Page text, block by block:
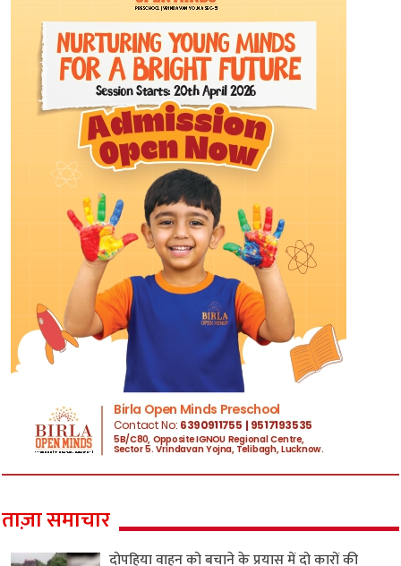
ताज़ा समाचार
दोपहिया वाहन को बचाने के प्रयास में दो कारों की